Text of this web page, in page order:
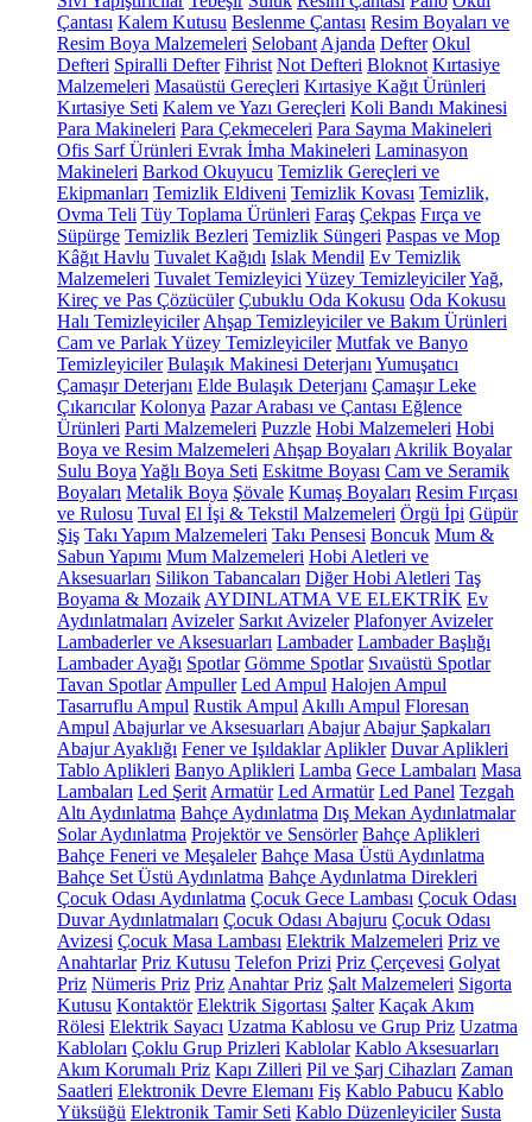
Çantası Kalem Kutusu Beslenme Çantası Resim Boyaları ve
Resim Boya Malzemeleri Selobant Ajanda Defter Okul
Defteri Spiralli Defter Fihrist Not Defteri Bloknot Kırtasiye
Malzemeleri Masaüstü Gereçleri Kırtasiye Kağıt Ürünleri
Kırtasiye Seti Kalem ve Yazı Gereçleri Koli Bandı Makinesi
Para Makineleri Para Çekmeceleri Para Sayma Makineleri
Ofis Sarf Ürünleri Evrak İmha Makineleri Laminasyon
Makineleri Barkod Okuyucu Temizlik Gereçleri ve
Ekipmanları Temizlik Eldiveni Temizlik Kovası Temizlik,
Ovma Teli Tüy Toplama Ürünleri Faraş Çekpas Fırça ve
Süpürge Temizlik Bezleri Temizlik Süngeri Paspas ve Mop
Kâğıt Havlu Tuvalet Kağıdı Islak Mendil Ev Temizlik
Malzemeleri Tuvalet Temizleyici Yüzey TemizleyicilerYağ,
Kireç ve Pas Çözücüler Çubuklu Oda Kokusu Oda Kokusu
Halı Temizleyiciler Ahşap Temizleyiciler ve Bakım Ürünleri
Cam ve Parlak Yüzey Temizleyiciler Mutfak ve Banyo
Temizleyiciler Bulaşık Makinesi Deterjanı Yumuşatıcı
Çamaşır Deterjanı Elde Bulaşık Deterjanı Çamaşır Leke
Çıkarıcılar Kolonya Pazar Arabası ve Çantası Eğlence
Ürünleri Parti Malzemeleri Puzzle Hobi Malzemeleri Hobi
Boya ve Resim Malzemeleri Ahşap Boyaları Akrilik Boyalar
Sulu Boya Yağlı Boya Seti Eskitme Boyası Cam ve Seramik
Boyaları Metalik Boya Şövale Kumaş Boyaları Resim Fırçası
ve Rulosu Tuval El İşi & Tekstil Malzemeleri Örgü İpi Güpür
Şiş Takı Yapım Malzemeleri Takı Pensesi Boncuk Mum &
Sabun Yapımı Mum Malzemeleri Hobi Aletleri ve
Aksesuarları Silikon Tabancaları Diğer Hobi Aletleri Taş
Boyama & Mozaik AYDINLATMA VE ELEKTRİK Ev
Aydınlatmaları Avizeler Sarkıt Avizeler Plafonyer Avizeler
Lambaderler ve Aksesuarları Lambader Lambader Başlığı
Lambader Ayağı Spotlar Gömme Spotlar Sıvaüstü Spotlar
Tavan Spotlar Ampuller Led Ampul Halojen Ampul
Tasarruflu Ampul Rustik Ampul Akıllı Ampul Floresan
Ampul Abajurlar ve Aksesuarları Abajur Abajur Şapkaları
Abajur Ayaklığı Fener ve Işıldaklar Aplikler Duvar Aplikleri
Tablo Aplikleri Banyo Aplikleri Lamba Gece Lambaları Masa
Lambaları Led Şerit Armatür Led Armatür Led Panel Tezgah
Altı Aydınlatma Bahçe Aydınlatma Dış Mekan Aydınlatmalar
Solar Aydınlatma Projektör ve Sensörler Bahçe Aplikleri
Bahçe Feneri ve Meşaleler Bahçe Masa Üstü Aydınlatma
Bahçe Set Üstü Aydınlatma Bahçe Aydınlatma Direkleri
Çocuk Odası Aydınlatma Çocuk Gece Lambası Çocuk Odası
Duvar Aydınlatmaları Çocuk Odası Abajuru Çocuk Odası
Avizesi Çocuk Masa Lambası Elektrik Malzemeleri Priz ve
Anahtarlar Priz Kutusu Telefon Prizi Priz Çerçevesi Golyat
Priz Nümeris Priz Priz Anahtar Priz Şalt Malzemeleri Sigorta
Kutusu Kontaktör Elektrik Sigortası Şalter Kaçak Akım
Rölesi Elektrik Sayacı Uzatma Kablosu ve Grup Priz Uzatma
Kabloları Çoklu Grup Prizleri Kablolar Kablo Aksesuarları
Akım Korumalı Priz Kapı Zilleri Pil ve Şarj Cihazları Zaman
Saatleri Elektronik Devre Elemanı Fiş Kablo Pabucu Kablo
Yüksüğü Elektronik Tamir Seti Kablo Düzenleyiciler Susta